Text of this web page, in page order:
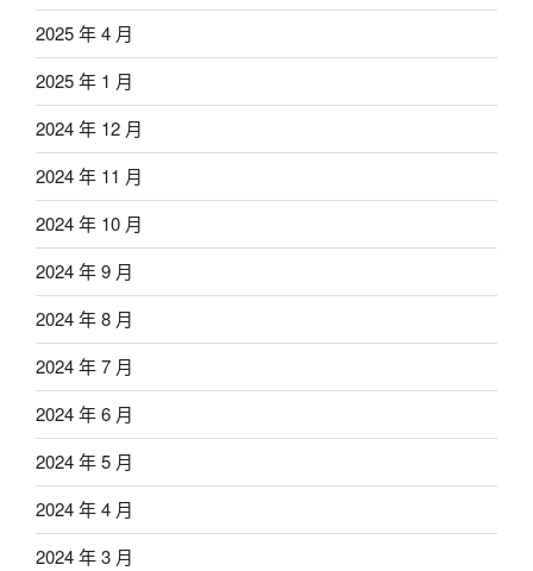
2025 年 4 月
2025 年 1 月
2024 年 12 月
2024 年 11 月
2024 年 10 月
2024 年 9 月
2024 年 8 月
2024 年 7 月
2024 年 6 月
2024 年 5 月
2024 年 4 月
2024 年 3 月